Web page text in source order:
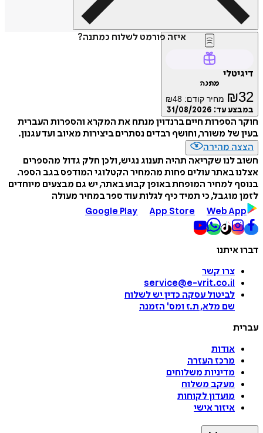
איזה פורמט לשלוח כמתנה?
דיגיטלי
מתנה
₪32 מחיר קודם: ₪48
במבצע עד: 31/08/2026
חוקר הספרות חיים ברנדוין מנתח את המקרא והספרות העברית
בעין של משורר, וחושף רבדים נסתרים ביצירות מאיוב ועד עגנון.
הצצה מהירה
חשוב לנו שקריאה תהיה תענוג נגיש, ולכן חלק גדול מהספרים
אצלנו באתר עולים פחות מהמחיר הקטלוגי המודפס בגב הספר.
בנוסף למחיר המופחת באופן קבוע באתר, יש גם מבצעים מיוחדים
לזמן מוגבל, כי תמיד כיף לגלות עוד ספר במחיר מעולה
Google Play
App Store Web App
דברו איתנו
צרו קשר
service@e-vrit.co.il
לביטול עסקה כדין יש לשלוח
שם מלא, ת.ז ומס' הזמנה
עברית
אודות
מרכז העזרה
מדיניות משלוחים
מעקב משלוח
מועדון לקוחות
איזור אישי